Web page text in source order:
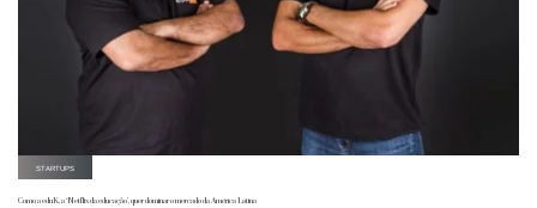
STARTUPS
Como a eduK, a ‘Netflix da educação’, quer dominar o mercado da América Latina